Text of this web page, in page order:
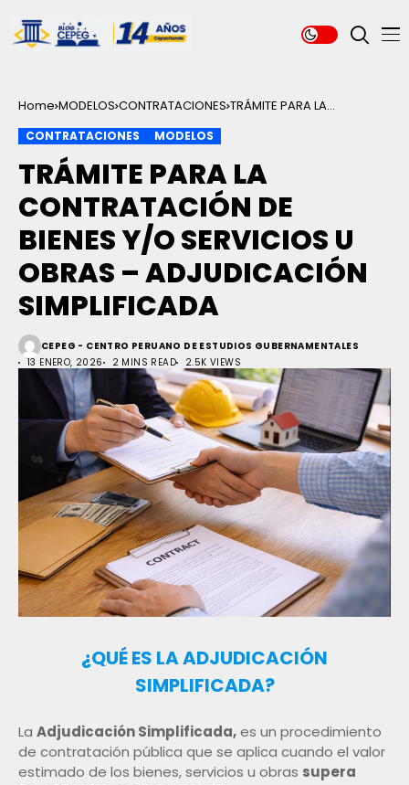
Home MODELOS CONTRATACIONES TRÁMITE PARA LA
SIMPLIFICADA
CONTRATACIONES MODELOS
TRÁMITE PARA LA
CONTRATACIÓN DE
BIENES Y/O SERVICIOS U
OBRAS – ADJUDICACIÓN
SIMPLIFICADA
CEPEG - CENTRO PERUANO DE ESTUDIOS GUBERNAMENTALES
13 ENERO, 2026
2 MINS READ 2.5K VIEWS
¿QUÉ ES LA ADJUDICACIÓN
SIMPLIFICADA?
La Adjudicación Simplificada,es un procedimiento
de contratación pública que se aplica cuando el valor
estimado de los bienes, servicios u obras supera